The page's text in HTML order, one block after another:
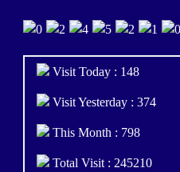
Visit Today : 148
Visit Yesterday : 374
This Month : 798
Total Visit : 245210